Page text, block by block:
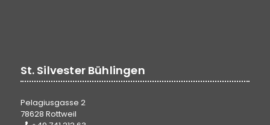
St. Silvester Bühlingen
Pelagiusgasse 2
78628 Rottweil